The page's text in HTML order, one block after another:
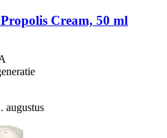
Propolis Cream, 50 ml
augustus